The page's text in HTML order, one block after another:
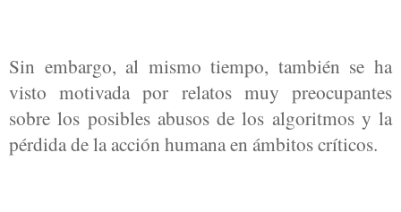
Sin embargo, al mismo tiempo, también se ha
visto motivada por relatos muy preocupantes
sobre los posibles abusos de los algoritmos y la
pérdida de la acción humana en ámbitos críticos.